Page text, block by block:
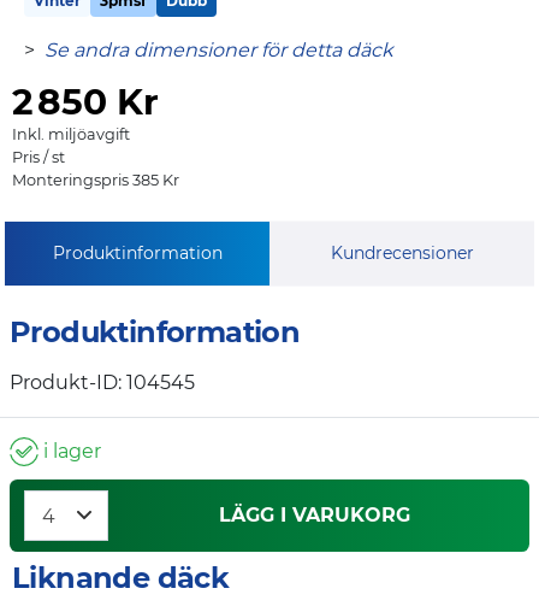
> Se andra dimensioner för detta däck
2850 Kr
Inkl. miljöavgift
Pris / st
Monteringspris 385 Kr
Produktinformation Kundrecensioner
Produktinformation
Produkt-ID: 104545
i lager
LÄGG I VARUKORG
Liknande däck